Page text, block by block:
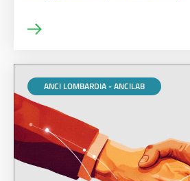
ANCI LOMBARDIA - ANCILAB